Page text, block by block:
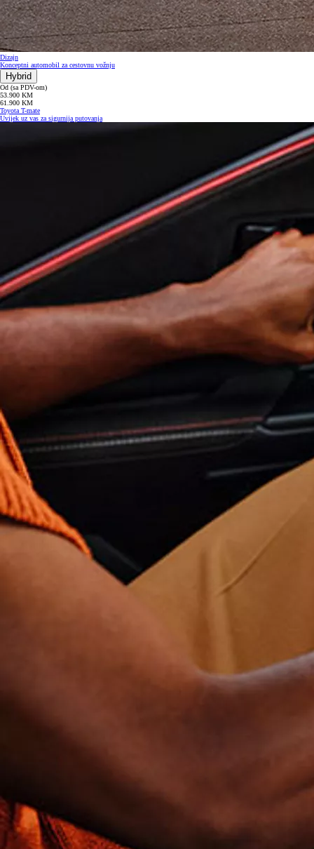
Dizajn
Konceptni automobil za cestovnu vožnju
Hybrid
Od (sa PDV-om)
53.900 KM
61.900 KM
Toyota T-mate
Uvijek uz vas za sigurnija putovanja